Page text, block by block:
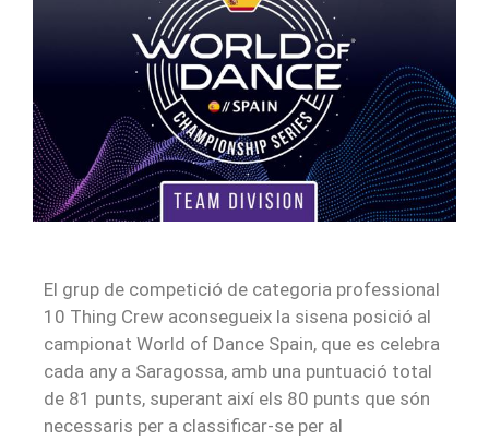
El grup de competició de categoria professional
10 Thing Crew aconsegueix la sisena posició al
campionat World of Dance Spain, que es celebra
cada any a Saragossa, amb una puntuació total
de 81 punts, superant així els 80 punts que són
necessaris per a classificar-se per al